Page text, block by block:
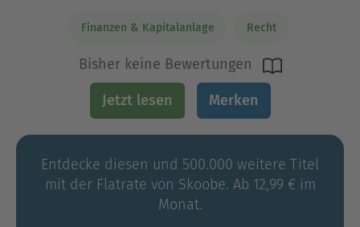
Finanzen & Kapitalanlage Recht
Bisher keine Bewertungen
Jetzt lesen Merken
Entdecke diesen und 500.000 weitere Titel
mit der Flatrate von Skoobe. Ab 12,99 € im
Monat.